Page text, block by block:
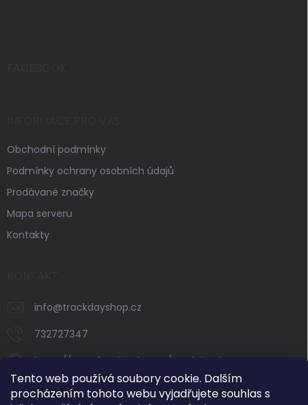
Tento web používá soubory cookie. Dalším
procházením tohoto webu vyjadřujete souhlas s
Obchodní podmínky
Podmínky ochrany osobních údajů
Prodávané značky
Mapa serveru
Kontakty
info@trackdayshop.cz
732727347
https://www.facebook.com/trackdayshop
trackdayshop